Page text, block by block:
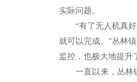
实际问题。
“有了无人机真
就可以完成。”丛林
监控，也极大地提升
一直以来，丛林